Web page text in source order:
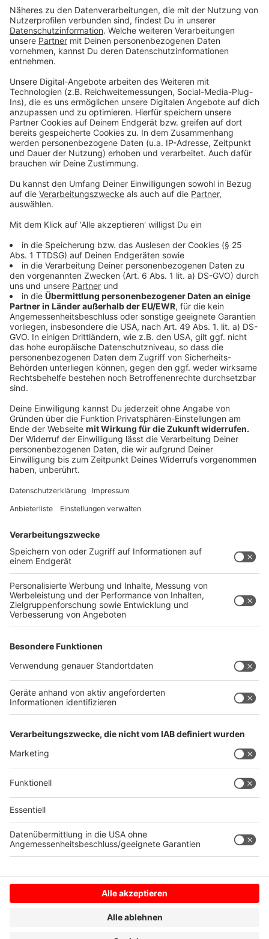
Polizei lernt solche Menschen kennen und sagt: Der
hat ja nicht nur eine Straftat begangen, der hat auch
noch ein Problem."
NRW-Innenminister Reul ist stolz auf das PeRiskoP-
ist ganz einfach. Wann immer die Polizei auf jemanden
aufmerksam wird, der möglicherweise psychische
Hilfe braucht, sei der Menschen nun Flüchtling oder
nicht - greift eine Art Sicherheitsnetz, sagt Reul:
"Das heißt erstens: Die Polizei stellt fest oder kriegt
den Hinweis, da ist jemand. Dann guckt die Polizei sich
den genauer an. Und dann im dritten Schritt arbeitet
sie zusammen mit Gesundheitsamt, Psychiatern oder
Anderen, um über diesen ganz konkreten Fall zu reden
und zu sagen: Entweder wir müssen uns kümmern,
indem wir ihn schärfer in die Beobachtung nehmen -
oder aber indem wir ihm auch die medizinische Hilfe
zuteil werden lassen, die notwendig ist oder drittens,
indem wir ihn in eine Einrichtung einweisen."
Anzeige
Daten zum "PeRiskoP"-Projekt vorgestellt
Anzeige
Nach Daten des Landeskriminalamtes NRW wurden
seit Projektbeginn rund 7.400 Prüffälle in NRW
bearbeitet. Im Moment sind insgesamt 362 Personen
als Personen mit Risikopotential im Sinne des
Konzepts eingestuft und werden entsprechend
wurde die Polizei auf einen jungen Mann aufmerksam,
der wiederholt Bücher zum Thema 'Amok' ausgeliehen
angedroht. Im Rahmen von PeRiskoP konnte der Mann
durch psychologische Behandlung stabilisiert werden.
Das Modell könnte in ganz Deutschland funktionieren
und Menschen aus Kriegsgebieten, die traumatisiert
ist und auffällig werden herausfiltern, auch wenn
NRW-
InnenministerReul betont, dass es auch Lücken gibt:
"Das erwischt natürlich nur ein Teil der Leute, die
herumlaufen. Und es ist auch keine 100prozent-
hundertprozentig sicher sein kann, ob da irgendwann
etwas ausbricht und Gewalttätigkeit ausbricht. Aber
man kann das Risiko minimieren. Nicht mehr und nicht
weniger."
Autor: José Narciandi